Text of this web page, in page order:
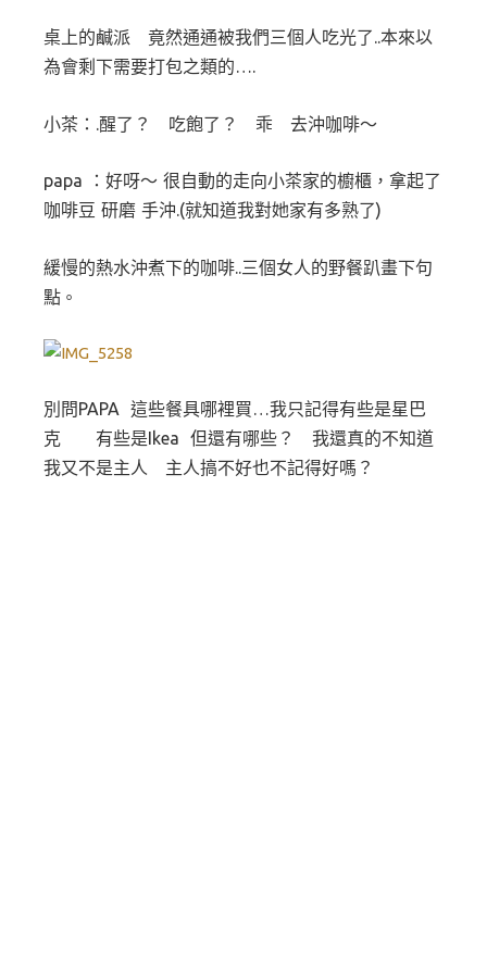
桌上的鹹派 竟然通通被我們三個人吃光了..本來以
為會剩下需要打包之類的….
小茶：.醒了？ 吃飽了？ 乖 去沖咖啡～
papa ：好呀～ 很自動的走向小茶家的櫥櫃，拿起了
咖啡豆 研磨 手沖.(就知道我對她家有多熟了)
緩慢的熱水沖煮下的咖啡..三個女人的野餐趴畫下句
點 。
別問PAPA 這些餐具哪裡買…我只記得有些是星巴
克 有些是Ikea 但還有哪些？ 我還真的不知道
我又不是主人 主人搞不好也不記得好嗎？